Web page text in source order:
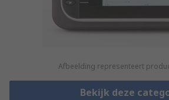
Afbeelding representeert
Bekijk deze